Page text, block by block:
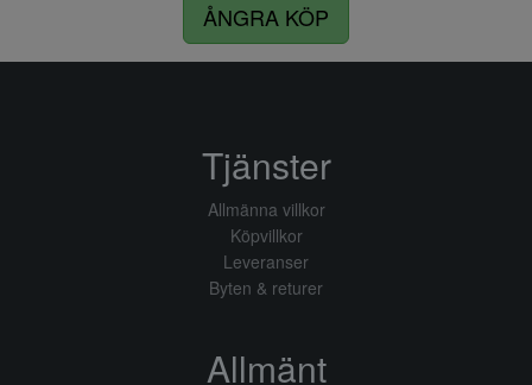
ÅNGRA KÖP
Tjänster
Allmänna villkor
Köpvillkor
Leveranser
Byten & returer
Allmänt